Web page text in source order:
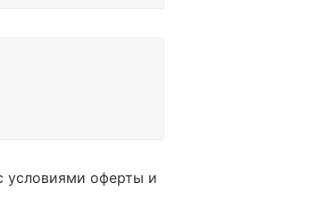
условиями оферты и